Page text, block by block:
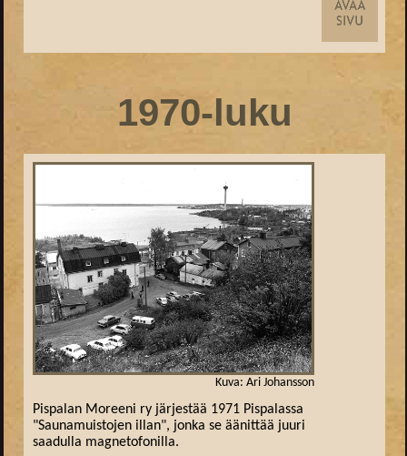
1970-luku
Kuva: Ari Johansson
Pispalan Moreeni ry järjestää 1971 Pispalassa
"Saunamuistojen illan", jonka se äänittää juuri
saadulla magnetofonilla.